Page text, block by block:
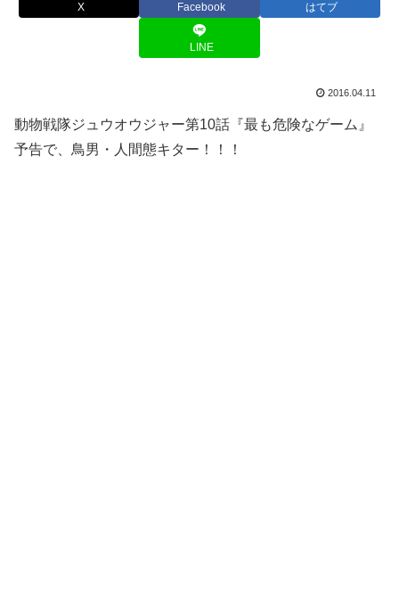
X Facebook はてブ
LINE
2016.04.11
動物戦隊ジュウオウジャー第10話『最も危険なゲーム』
予告で、鳥男・人間態キター！！！